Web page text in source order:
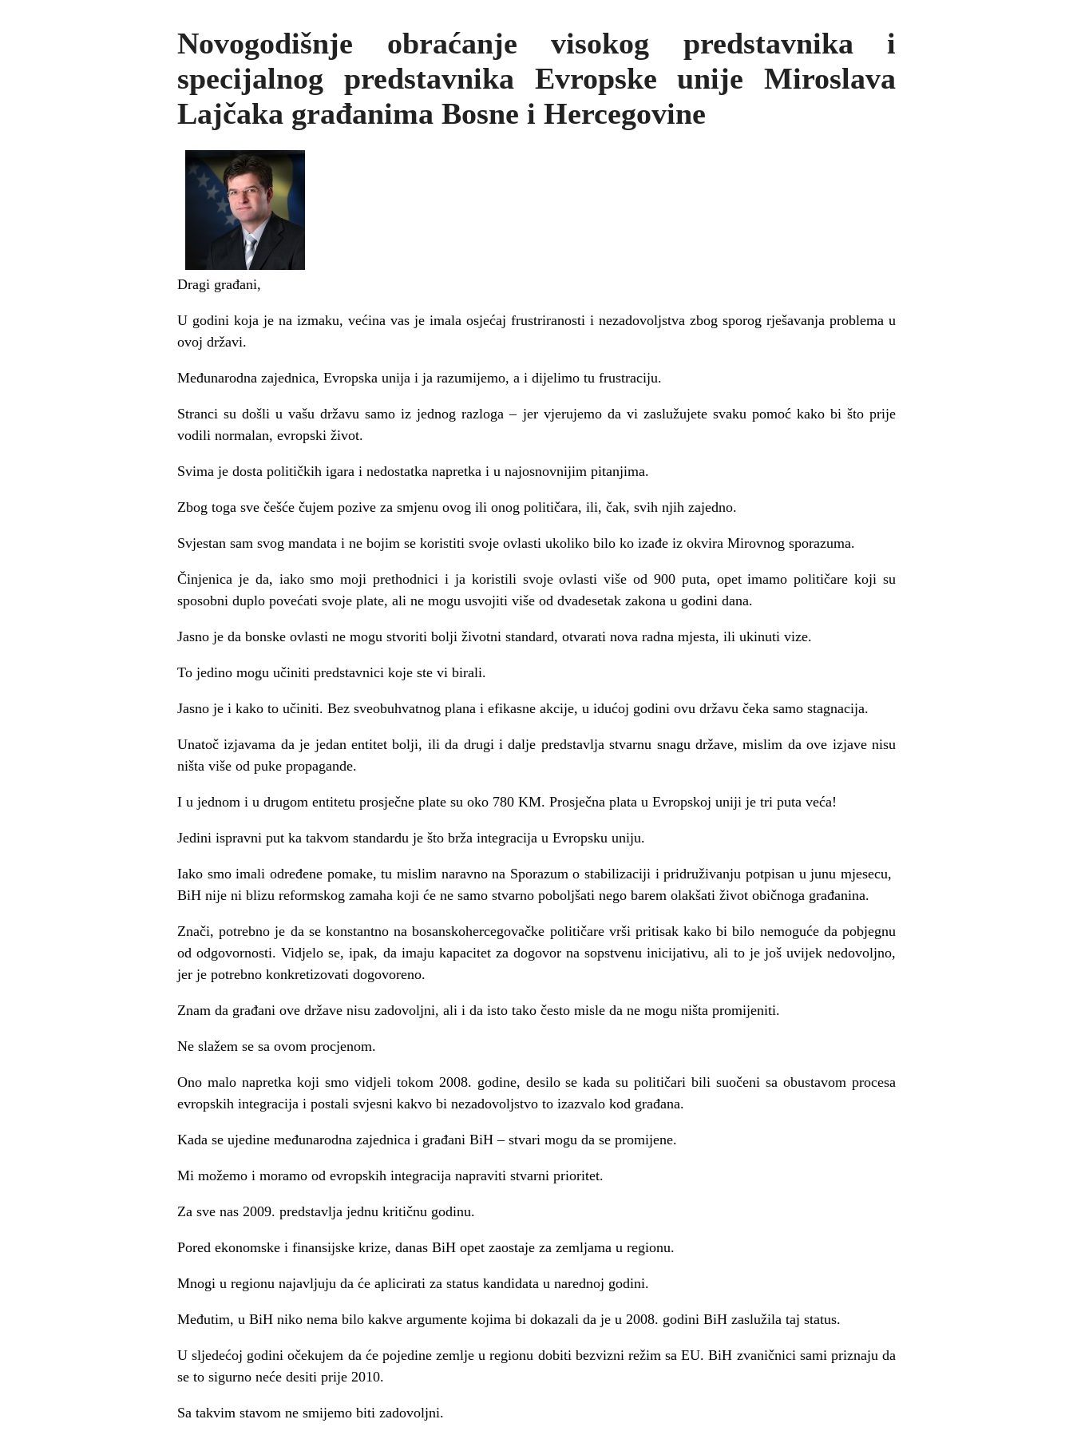
Novogodišnje obraćanje visokog predstavnika i
specijalnog predstavnika Evropske unije Miroslava
Lajčaka građanima Bosne i Hercegovine
Dragi građani,
U godini koja je na izmaku, većina vas je imala osjećaj frustriranosti i nezadovoljstva zbog sporog rješavanja problema u
ovoj državi.
Međunarodna zajednica, Evropska unija i ja razumijemo, a i dijelimo tu frustraciju.
Stranci su došli u vašu državu samo iz jednog razloga – jer vjerujemo da vi zaslužujete svaku pomoć kako bi što prije
vodili normalan, evropski život.
Svima je dosta političkih igara i nedostatka napretka i u najosnovnijim pitanjima.
Zbog toga sve češće čujem pozive za smjenu ovog ili onog političara, ili, čak, svih njih zajedno.
Svjestan sam svog mandata i ne bojim se koristiti svoje ovlasti ukoliko bilo ko izađe iz okvira Mirovnog sporazuma.
Činjenica je da, iako smo moji prethodnici i ja koristili svoje ovlasti više od 900 puta, opet imamo političare koji su
sposobni duplo povećati svoje plate, ali ne mogu usvojiti više od dvadesetak zakona u godini dana.
Jasno je da bonske ovlasti ne mogu stvoriti bolji životni standard, otvarati nova radna mjesta, ili ukinuti vize.
To jedino mogu učiniti predstavnici koje ste vi birali.
Jasno je i kako to učiniti. Bez sveobuhvatnog plana i efikasne akcije, u idućoj godini ovu državu čeka samo stagnacija.
Unatoč izjavama da je jedan entitet bolji, ili da drugi i dalje predstavlja stvarnu snagu države, mislim da ove izjave nisu
ništa više od puke propagande.
I u jednom i u drugom entitetu prosječne plate su oko 780 KM. Prosječna plata u Evropskoj uniji je tri puta veća!
Jedini ispravni put ka takvom standardu je što brža integracija u Evropsku uniju.
Iako smo imali određene pomake, tu mislim naravno na Sporazum o stabilizaciji i pridruživanju potpisan u junu mjesecu,
BiH nije ni blizu reformskog zamaha koji će ne samo stvarno poboljšati nego barem olakšati život običnoga građanina.
Znači, potrebno je da se konstantno na bosanskohercegovačke političare vrši pritisak kako bi bilo nemoguće da pobjegnu
od odgovornosti. Vidjelo se, ipak, da imaju kapacitet za dogovor na sopstvenu inicijativu, ali to je još uvijek nedovoljno,
jer je potrebno konkretizovati dogovoreno.
Znam da građani ove države nisu zadovoljni, ali i da isto tako često misle da ne mogu ništa promijeniti.
Ne slažem se sa ovom procjenom.
Ono malo napretka koji smo vidjeli tokom 2008. godine, desilo se kada su političari bili suočeni sa obustavom procesa
evropskih integracija i postali svjesni kakvo bi nezadovoljstvo to izazvalo kod građana.
Kada se ujedine međunarodna zajednica i građani BiH – stvari mogu da se promijene.
Mi možemo i moramo od evropskih integracija napraviti stvarni prioritet.
Za sve nas 2009. predstavlja jednu kritičnu godinu.
Pored ekonomske i finansijske krize, danas BiH opet zaostaje za zemljama u regionu.
Mnogi u regionu najavljuju da će aplicirati za status kandidata u narednoj godini.
Međutim, u BiH niko nema bilo kakve argumente kojima bi dokazali da je u 2008. godini BiH zaslužila taj status.
U sljedećoj godini očekujem da će pojedine zemlje u regionu dobiti bezvizni režim sa EU. BiH zvaničnici sami priznaju da
se to sigurno neće desiti prije 2010.
Sa takvim stavom ne smijemo biti zadovoljni.